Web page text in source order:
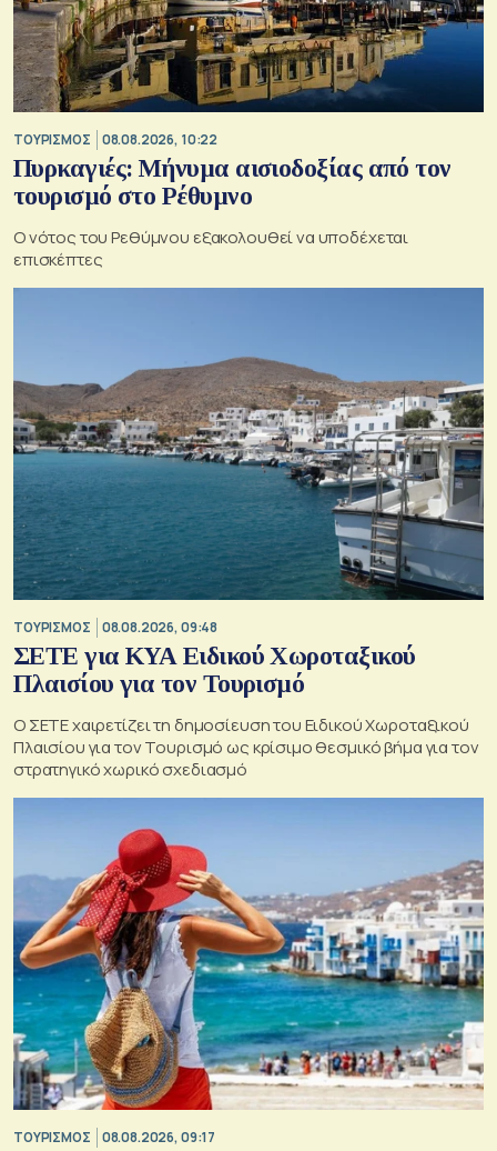
ΤΟΥΡΙΣΜΟΣ 08.08.2026, 10:22
Πυρκαγιές: Μήνυμα αισιοδοξίας από τον
τουρισμό στο Ρέθυμνο
Ο νότος του Ρεθύμνου εξακολουθεί να υποδέχεται
επισκέπτες
ΤΟΥΡΙΣΜΟΣ 08.08.2026, 09:48
ΣΕΤΕ για ΚΥΑ Ειδικού Χωροταξικού
Πλαισίου για τον Τουρισμό
Ο ΣΕΤΕ χαιρετίζει τη δημοσίευση του Ειδικού Χωροταξικού
Πλαισίου για τον Τουρισμό ως κρίσιμο θεσμικό βήμα για τον
στρατηγικό χωρικό σχεδιασμό
ΤΟΥΡΙΣΜΟΣ 08.08.2026, 09:17